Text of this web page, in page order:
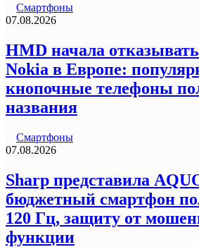
Смартфоны
07.08.2026
HMD начала
Nokia в Европе:
кнопочные телефоны
названия
Смартфоны
07.08.2026
Sharp представила
бюджетный смартфон
120 Гц, защиту от
функции